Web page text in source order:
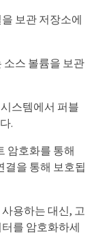
보관 저장소에
소스 볼륨을 보관
스템에서 퍼블
.
암호화를 통해
결을 통해 보호됩
용하는 대신, 고
를 암호화하세